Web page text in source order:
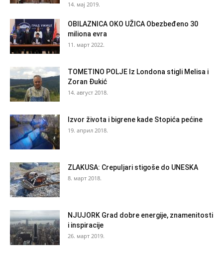
14. мај 2019.
OBILAZNICA OKO UŽICA Obezbeđeno 30
miliona evra
11. март 2022.
TOMETINO POLJE Iz Londona stigli Melisa i
Zoran Đukić
14. август 2018.
Izvor života i bigrene kade Stopića pećine
19. април 2018.
ZLAKUSA: Crepuljari stigoše do UNESKA
8. март 2018.
NJUJORK Grad dobre energije, znamenitosti
i inspiracije
26. март 2019.